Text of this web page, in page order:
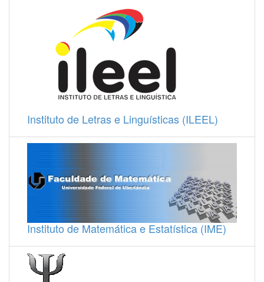
Instituto de Letras e Linguísticas (ILEEL)
Instituto de Matemática e Estatística (IME)